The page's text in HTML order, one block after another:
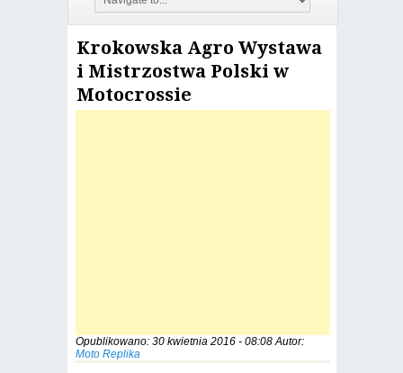
Krokowska Agro Wystawa
i Mistrzostwa Polski w
Motocrossie
Opublikowano: 30 kwietnia 2016 - 08:08Autor:
Moto Replika